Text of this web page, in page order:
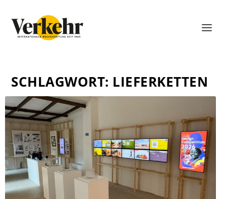
SCHLAGWORT: LIEFERKETTEN